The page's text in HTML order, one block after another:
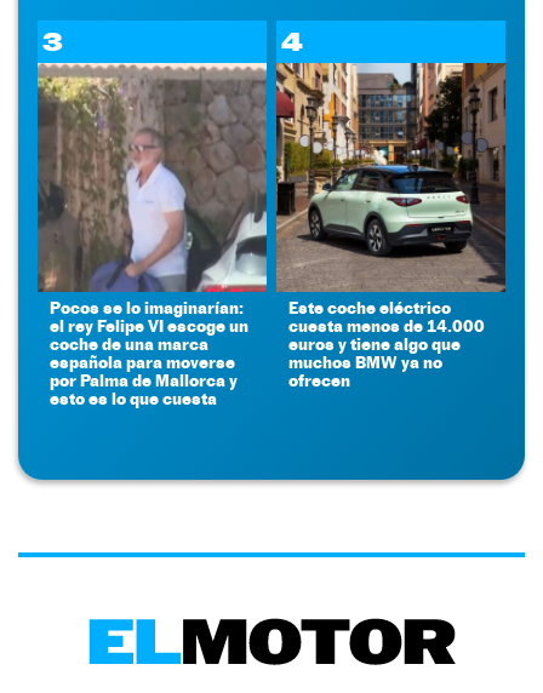
3
Pocos se lo imaginarían:
el rey Felipe VI escoge un
coche de una marca
española para moverse
por Palma de Mallorca y
esto es lo que cuesta
4
Este coche eléctrico
cuesta menos de 14.000
euros y tiene algo que
muchos BMW ya no
ofrecen